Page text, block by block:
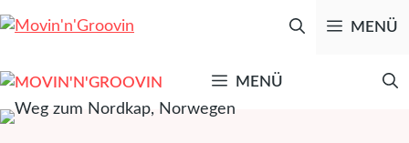
Zum
Inhalt
MENÜ
MENÜ